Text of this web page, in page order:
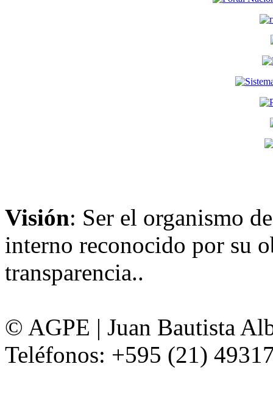
Visión: Ser el organismo
interno reconocido por su
transparencia..
© AGPE | Juan Bautista
Teléfonos: +595 (21)